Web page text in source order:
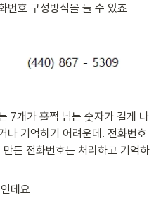
번호 구성방식을 들 수 있죠
7개가 훌쩍 넘는 숫자가 길게 나
나 기억하기 어려운데. 전화번호
든 전화번호는 처리하고 기억하
데요